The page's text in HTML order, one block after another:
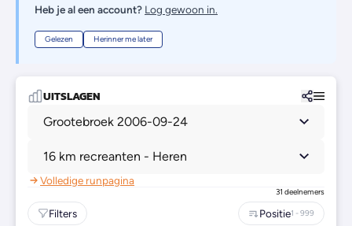
Heb je al een account? Log gewoon in.
Gelezen Herinner me later
UITSLAGEN
Grootebroek 2006-09-24
16 km recreanten - Heren
Volledige runpagina
31 deelnemers
Filters Positie1 - 999